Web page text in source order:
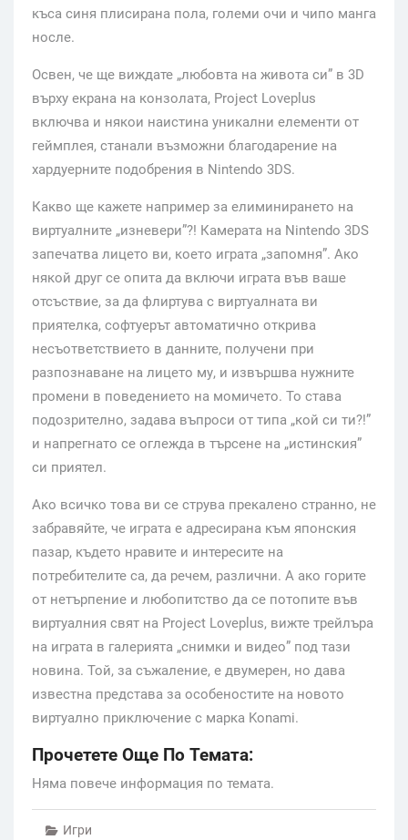
къса синя плисирана пола, големи очи и чипо манга
носле.
Освен, че ще виждате „любовта на живота си” в 3D
върху екрана на конзолата, Project Loveplus
включва и някои наистина уникални елементи от
геймплея, станали възможни благодарение на
хардуерните подобрения в Nintendo 3DS.
Какво ще кажете например за елиминирането на
виртуалните „изневери”?! Камерата на Nintendo 3DS
запечатва лицето ви, което играта „запомня”. Ако
някой друг се опита да включи играта във ваше
отсъствие, за да флиртува с виртуалната ви
приятелка, софтуерът автоматично открива
несъответствието в данните, получени при
разпознаване на лицето му, и извършва нужните
промени в поведението на момичето. То става
подозрително, задава въпроси от типа „кой си ти?!”
и напрегнато се оглежда в търсене на „истинския”
си приятел.
Ако всичко това ви се струва прекалено странно, не
забравяйте, че играта е адресирана към японския
пазар, където нравите и интересите на
потребителите са, да речем, различни. А ако горите
от нетърпение и любопитство да се потопите във
виртуалния свят на Project Loveplus, вижте трейлъра
на играта в галерията „снимки и видео” под тази
новина. Той, за съжаление, е двумерен, но дава
известна представа за особеностите на новото
виртуално приключение с марка Konami.
Прочетете Още По Темата:
Няма повече информация по темата.
Игри